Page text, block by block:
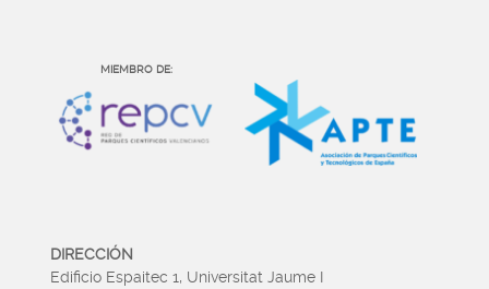
MIEMBRO DE:
DIRECCIÓN
Edificio Espaitec 1, Universitat Jaume I